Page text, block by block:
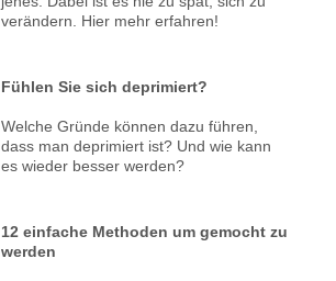
verändern. Hier mehr erfahren!
Fühlen Sie sich deprimiert?
Welche Gründe können dazu führen,
dass man deprimiert ist? Und wie kann
es wieder besser werden?
12 einfache Methoden um gemocht zu
werden